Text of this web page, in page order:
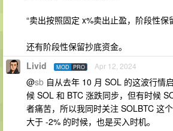
“卖出按照固定 x%卖出止盈，阶段性保
还有阶段性保留抄底资金。
Livid MOD PRO Apr 12, 2024
@sb 自从去年 10 月 SOL 的这波行情
候 SOL 和 BTC 涨跌同步，但有时候
者痛苦，所以我同时关注 SOLBTC 这
大于 -2% 的时候，也是买入时机。